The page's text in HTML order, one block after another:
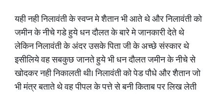
यही नही निलावंती के स्वप्न मे शैतान भी आते थे और निलावंती को
जमीन के नीचे गडे हुये धन दौलत के बारे मे जानकारी देते थे
लेकिन निलावंती के अंदर उसके पिता जी के अच्छे संस्कार थे
इसीलिये वह सबकुछ जानते हुये भी धन दौलत जमीन के नीचे से
खोदकर नही निकालती थी। निलावंती को पेड पौधे और शैतान जो
भी मंत्र बताते थे वह पीपल के पत्ते से बनी किताब पर लिख लेती